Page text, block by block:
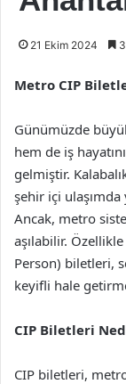
21 Ekim 2024
Metro CIP
Günümüzde
hem de iş
gelmiştir.
şehir içi ulaşımda
Ancak, metro
aşılabilir.
Person) biletleri,
keyifli hale
CIP Biletleri
CIP biletleri,